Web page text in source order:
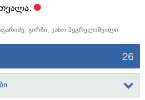
, გირჩი, ვახო მეგრელიშვილი
26